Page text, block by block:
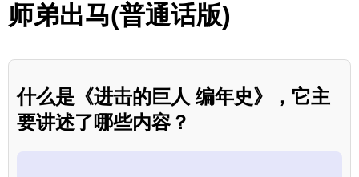
师弟出马(普通话版)
什么是《进击的巨人 编年史》，它主
要讲述了哪些内容？